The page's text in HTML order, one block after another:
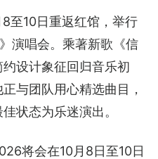
至10日重返红馆，举行
演唱会。乘著新歌《信
设计象征回归音乐初
与团队用心精选曲目，
状态为乐迷演出。
将会在10月8日至10日